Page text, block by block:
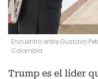
Encuentro entre Gustavo
Colombia
Trump es el líder